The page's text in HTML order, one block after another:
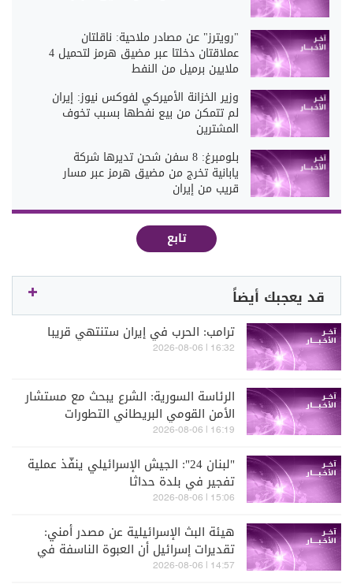
"رويترز" عن مصادر ملاحية: ناقلتان
عملاقتان دخلتا عبر مضيق هرمز لتحميل 4
ملايين برميل من النفط
وزير الخزانة الأميركي لفوكس نيوز: إيران
لم تتمكن من بيع نفطها بسبب تخوف
المشترين
بلومبرغ: 8 سفن شحن تديرها شركة
يابانية تخرج من مضيق هرمز عبر مسار
قريب من إيران
تابع
قد يعجبك أيضاً
ترامب: الحرب في إيران ستنتهي قريبا
16:32 | 2026-08-06
الرئاسة السورية: الشرع يبحث مع مستشار
الأمن القومي البريطاني التطورات
الإقليمية والدولية
16:19 | 2026-08-06
"لبنان 24": الجيش الإسرائيلي ينفّذ عملية
تفجير في بلدة حداثا
15:06 | 2026-08-06
هيئة البث الإسرائيلية عن مصدر أمني:
تقديرات إسرائيل أن العبوة الناسفة في
مجدل زون زرعت قبل وقف إطلاق النار
14:57 | 2026-08-06